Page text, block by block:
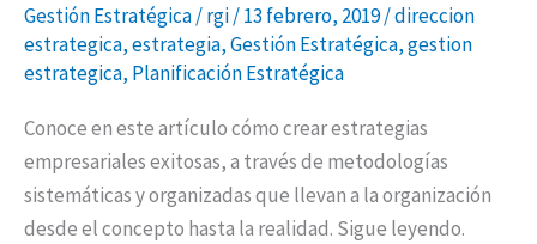
Gestión Estratégica/rgi/13 febrero, 2019/direccion
estrategica,estrategia,Gestión Estratégica,gestion
estrategica, Planificación Estratégica
Conoce en este artículo cómo crear estrategias
empresariales exitosas, a través de metodologías
sistemáticas y organizadas que llevan a la organización
desde el concepto hasta la realidad. Sigue leyendo.
exitosas